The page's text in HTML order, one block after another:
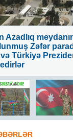
Azadlıq
Zəfər
Türkiyə